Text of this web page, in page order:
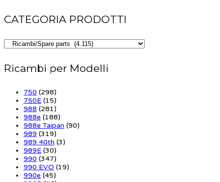
CATEGORIA PRODOTTI
Ricambi per Modelli
750 (298)
750E (15)
988 (281)
988e (188)
988e Taipan (90)
989 (319)
989 40th (3)
989E (30)
990 (347)
990 EVO (19)
990e (45)